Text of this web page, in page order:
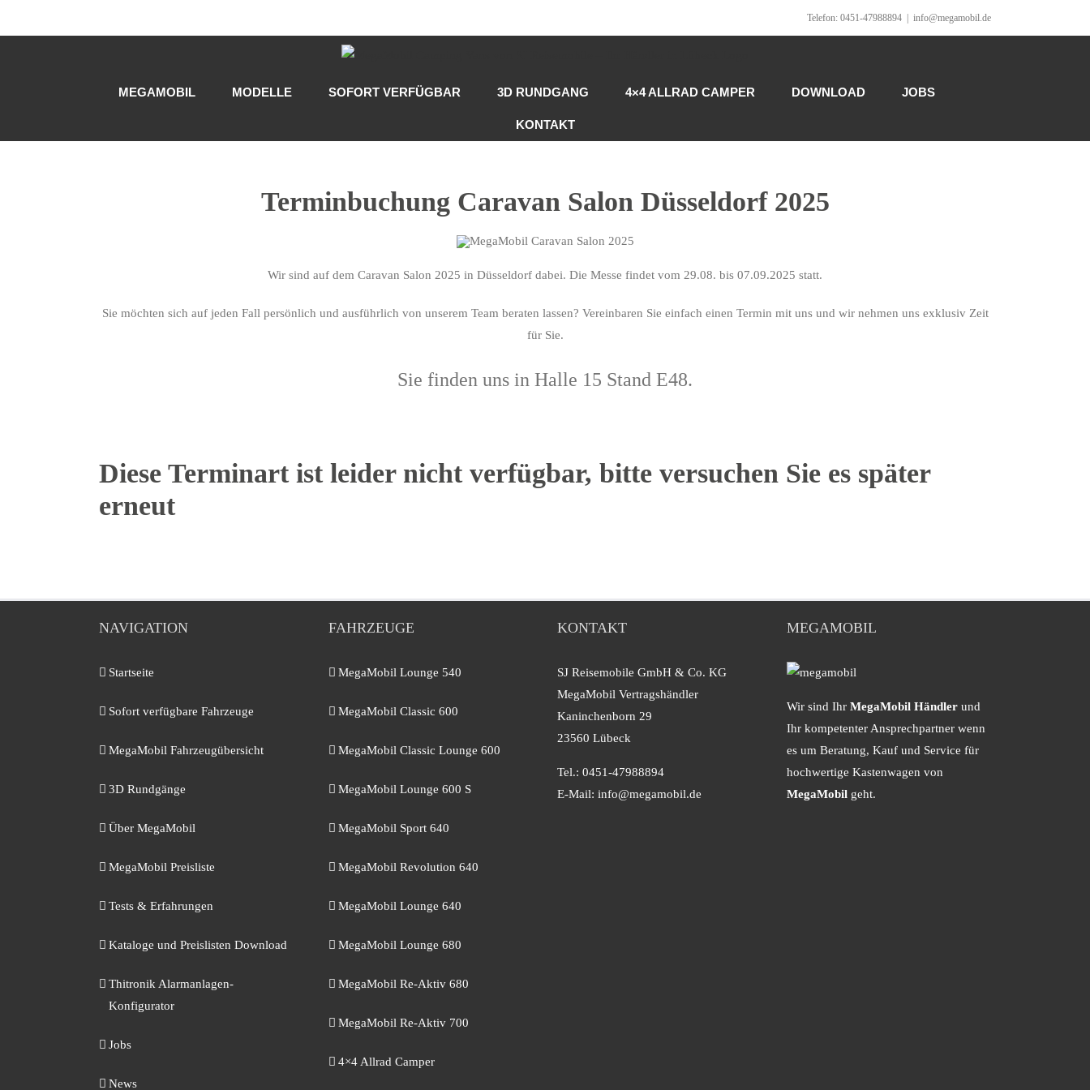
Telefon: 0451-47988894 info@megamobil.de
MEGAMOBIL MODELLE SOFORT VERFÜGBAR 3D RUNDGANG 4×4 ALLRAD CAMPER DOWNLOAD JOBS
KONTAKT
Terminbuchung Caravan Salon Düsseldorf 2025
Wir sind auf dem Caravan Salon 2025 in Düsseldorf dabei. Die Messe findet vom 29.08. bis 07.09.2025 statt.
Sie möchten sich auf jeden Fall persönlich und ausführlich von unserem Team beraten lassen? Vereinbaren Sie einfach einen Termin mit uns und wir nehmen uns exklusiv Zeit
für Sie.
Sie finden uns in Halle 15 Stand E48.
Diese Terminart ist leider nicht verfügbar, bitte versuchen Sie es später
erneut
NAVIGATION
Startseite
Sofort verfügbare Fahrzeuge
MegaMobil Fahrzeugübersicht
3D Rundgänge
Über MegaMobil
MegaMobil Preisliste
Tests & Erfahrungen
Kataloge und Preislisten Download
Thitronik Alarmanlagen-
Konfigurator
Jobs
News
FAHRZEUGE
MegaMobil Lounge 540
MegaMobil Classic 600
MegaMobil Classic Lounge 600
MegaMobil Lounge 600 S
MegaMobil Sport 640
MegaMobil Revolution 640
MegaMobil Lounge 640
MegaMobil Lounge 680
MegaMobil Re-Aktiv 680
MegaMobil Re-Aktiv 700
4×4 Allrad Camper
KONTAKT
SJ Reisemobile GmbH & Co. KG
MegaMobil Vertragshändler
Kaninchenborn 29
23560 Lübeck
Tel.: 0451-47988894
E-Mail: info@megamobil.de
MEGAMOBIL
Wir sind Ihr MegaMobil Händlerund
Ihr kompetenter Ansprechpartner wenn
es um Beratung, Kauf und Service für
hochwertige Kastenwagen von
MegaMobil geht.